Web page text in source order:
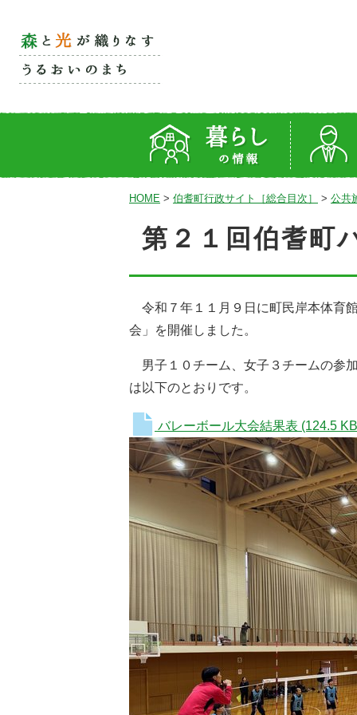
HOME > 伯耆町行政サイト［総合目次］ > 公共
第２１回伯耆町
令和７年１１月９日に町民岸本体育
会」を開催しました。
男子１０チーム、女子３チームの参
は以下のとおりです。
バレーボール大会結果表 (124.5